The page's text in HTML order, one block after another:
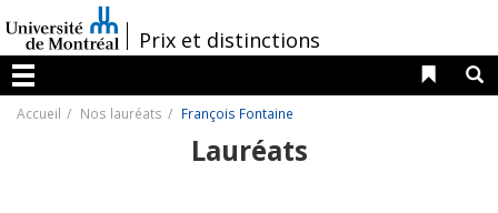
au
contenu
/Prix et distinctions
Menu
Liens
Accueil Nos lauréats François Fontaine
Lauréats